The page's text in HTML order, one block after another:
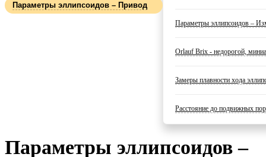
Параметры эллипсоидов – Привод
Параметры эллипсоидов –
Orlauf Brix - недорогой,
Замеры плавности хода
Расстояние до подвижных
Параметры эллипсоидов –